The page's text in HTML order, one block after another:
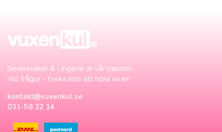
Sexleksaker & Lingerie är vår passion.
Vid frågor - tveka inte att höra av er!
kontakt@vuxenkul.se
031-58 32 14